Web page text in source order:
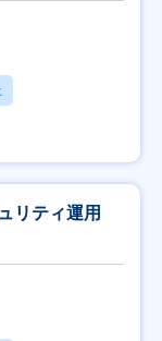
リティ運用